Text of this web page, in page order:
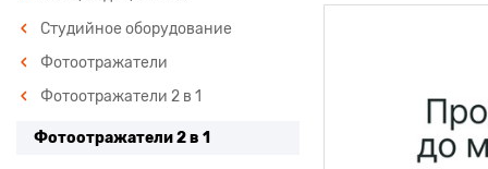
Студийное оборудование
Фотоотражатели
Фотоотражатели 2 в 1
Фотоотражатели 2 в 1